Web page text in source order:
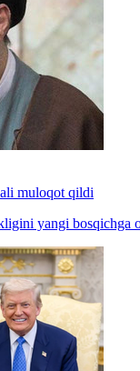
muloqot qildi
yangi bosqichga